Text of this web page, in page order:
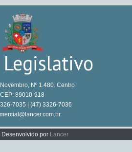
Legislativo
Nº 1.480. Centro
CEP: 89010-918
7035 | (47) 3326-7036
por Lancer